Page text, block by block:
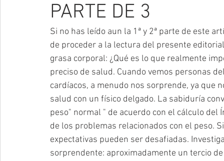
PARTE DE 3
Si no has leído aun la 1ª y 2ª parte de este
de proceder a la lectura del presente
grasa corporal: ¿Qué es lo que realmente
preciso de salud. Cuando vemos personas
cardíacos, a menudo nos sorprende, ya que
salud con un físico delgado. La sabiduría
peso" normal " de acuerdo con el cálculo del
de los problemas relacionados con el peso.
expectativas pueden ser desafiadas.
sorprendente: aproximadamente un tercio